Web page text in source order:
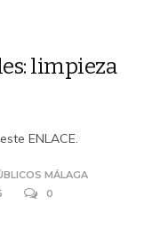
limpieza
ENLACE.
MÁLAGA
0